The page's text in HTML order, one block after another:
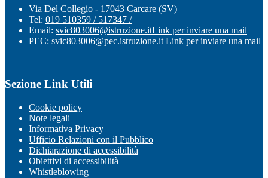
Via Del Collegio - 17043 Carcare (SV)
Tel: 019 510359 / 517347 /
Email: svic803006@istruzione.itLink per inviare una mail
PEC: svic803006@pec.istruzione.it Link per inviare una mail
Sezione Link Utili
Cookie policy
Note legali
Informativa Privacy
Ufficio Relazioni con il Pubblico
Dichiarazione di accessibilità
Obiettivi di accessibilità
Whistleblowing